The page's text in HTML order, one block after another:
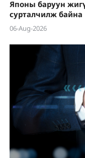
Японы баруун
сурталчилж байна
06-Aug-2026